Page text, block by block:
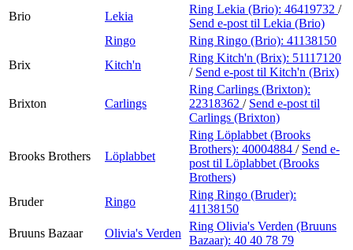
Brio
Lekia
Ring Lekia (Brio): 46419732 /
Send e-post til Lekia (Brio)
Ringo
Ring Ringo (Brio): 41138150
Brix
Kitch'n
Ring Kitch'n (Brix): 51117120
/ Send e-post til Kitch'n (Brix)
Brixton Carlings
Ring Carlings (Brixton):
22318362 / Send e-post til
Carlings (Brixton)
Brooks Brothers Löplabbet
Ring Löplabbet (Brooks
Brothers): 40004884 / Send e-
post til Löplabbet (Brooks
Brothers)
Bruder
Ringo
Ring Ringo (Bruder):
41138150
Bruuns Bazaar
Olivia's Verden
Ring Olivia's Verden (Bruuns
Bazaar): 40 40 78 79